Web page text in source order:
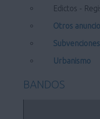
Edictos -
Otros
Urbanismo
BANDOS